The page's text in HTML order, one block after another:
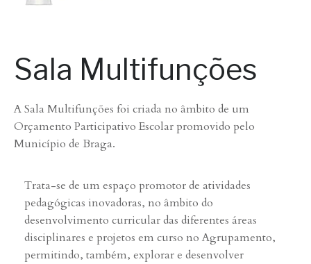
Sala Multifunções
A Sala Multifunções foi criada no âmbito de um
Orçamento Participativo Escolar promovido pelo
Município de Braga.
Trata-se de um espaço promotor de atividades
pedagógicas inovadoras, no âmbito do
desenvolvimento curricular das diferentes áreas
disciplinares e projetos em curso no Agrupamento,
permitindo, também, explorar e desenvolver